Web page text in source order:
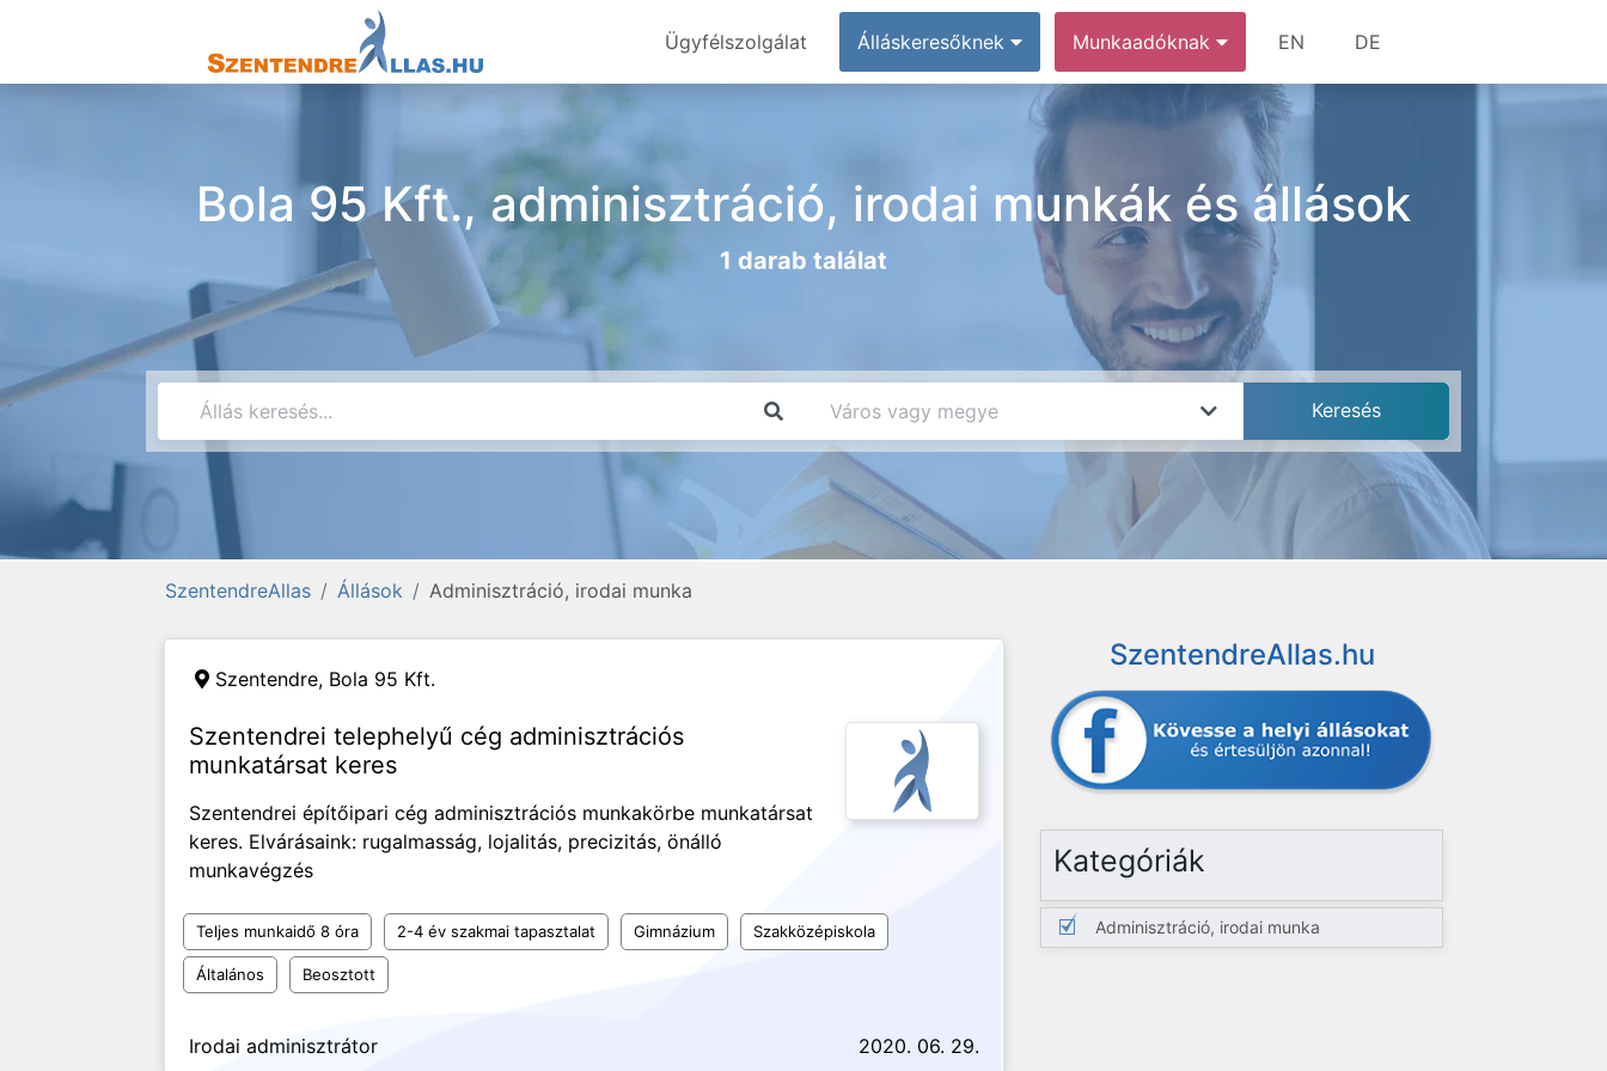
Ügyfélszolgálat Álláskeresőknek Munkaadóknak EN DE
Bola 95 Kft., adminisztráció, irodai munkák és állások
1 darab találat
SzentendreAllas Állások Adminisztráció, irodai munka
Szentendre, Bola 95 Kft.
Szentendrei telephelyű cég adminisztrációs
munkatársat keres
Szentendrei építőipari cég adminisztrációs munkakörbe munkatársat
keres. Elvárásaink: rugalmasság, lojalitás, precizitás, önálló
munkavégzés
Teljes munkaidő 8 óra 2-4 év szakmai tapasztalat Gimnázium Szakközépiskola
Általános Beosztott
Irodai adminisztrátor 2020. 06. 29.
SzentendreAllas.hu
Kategóriák
Adminisztráció, irodai munka